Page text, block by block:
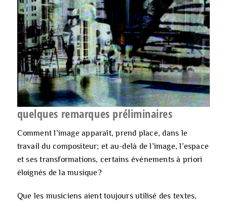
quelques remarques préliminaires
Comment l’image apparaît, prend place, dans le
travail du compositeur; et au-delà de l’image, l’espace
et ses transformations, certains événementsà priori
éloignés de la musique?
Que les musiciens aient toujours utilisé des textes,